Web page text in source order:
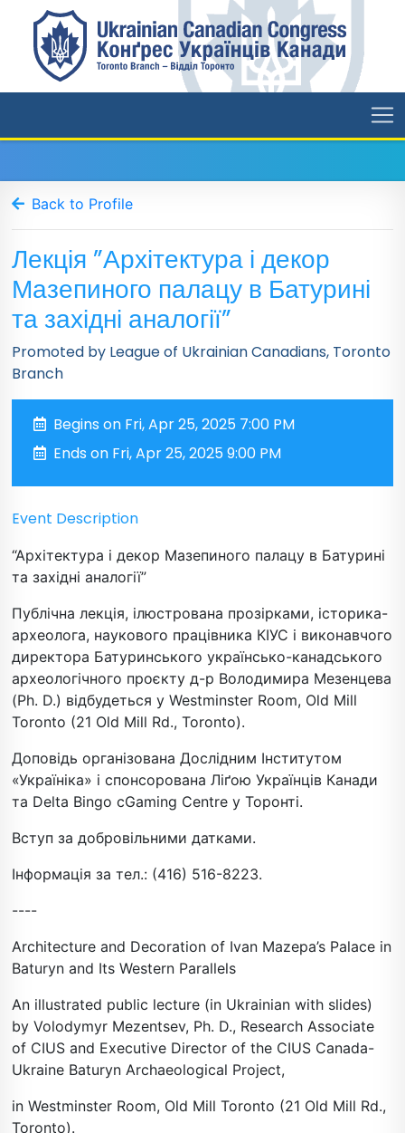
Back to Profile
Лекція ”Архітектура і декор
Мазепиного палацу в Батурині
та західні аналогії”
Promoted by League of Ukrainian Canadians, Toronto
Branch
Begins on Fri, Apr 25, 2025 7:00 PM
Ends on Fri, Apr 25, 2025 9:00 PM
Event Description
“Архітектура і декор Мазепиного палацу в Батурині
та західні аналогії”
Публічна лекція, ілюстрована прозірками, історика-
археолога, наукового працівника КІУС і виконавчого
директора Батуринського українсько-канадського
археологічного проєкту д-р Володимира Мезенцева
(Ph. D.) відбудеться у Westminster Room, Old Mill
Toronto (21 Old Mill Rd., Toronto).
Доповідь організована Дослідним Інститутом
«Україніка» і спонсорована Ліґою Українців Канади
та Delta Bingo cGaming Centre у Торонті.
Вступ за добровільними датками.
Інформація за тел.: (416) 516-8223.
----
Architecture and Decoration of Ivan Mazepa’s Palace in
Baturyn and Its Western Parallels
An illustrated public lecture (in Ukrainian with slides)
by Volodymyr Mezentsev, Ph. D., Research Associate
of CIUS and Executive Director of the CIUS Canada-
Ukraine Baturyn Archaeological Project,
in Westminster Room, Old Mill Toronto (21 Old Mill Rd.,
Toronto).